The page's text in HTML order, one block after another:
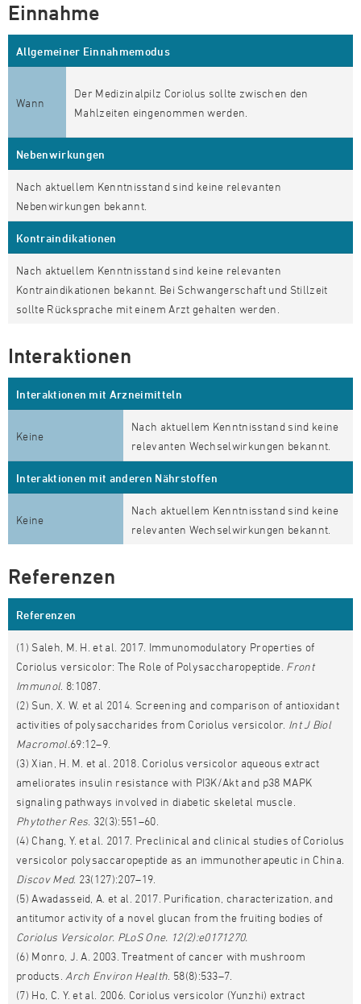
Einnahme
Allgemeiner Einnahmemodus
Wann
Der Medizinalpilz Coriolus sollte zwischen den
Mahlzeiten eingenommen werden.
Nebenwirkungen
Nach aktuellem Kenntnisstand sind keine relevanten
Nebenwirkungen bekannt.
Kontraindikationen
Nach aktuellem Kenntnisstand sind keine relevanten
Kontraindikationen bekannt. Bei Schwangerschaft und Stillzeit
sollte Rücksprache mit einem Arzt gehalten werden.
Interaktionen
Interaktionen mit Arzneimitteln
Keine
Nach aktuellem Kenntnisstand sind keine
relevanten Wechselwirkungen bekannt.
Interaktionen mit anderen Nährstoffen
Keine
Nach aktuellem Kenntnisstand sind keine
relevanten Wechselwirkungen bekannt.
Referenzen
Referenzen
(1) Saleh, M. H. et al. 2017. Immunomodulatory Properties of
Coriolus versicolor: The Role of Polysaccharopeptide. Front
Immunol. 8:1087.
(2) Sun, X. W. et al 2014. Screening and comparison of antioxidant
activities of polysaccharides from Coriolus versicolor. Int J Biol
Macromol.69:12–9.
(3) Xian, H. M. et al. 2018. Coriolus versicolor aqueous extract
ameliorates insulin resistance with PI3K/Akt and p38 MAPK
signaling pathways involved in diabetic skeletal muscle.
Phytother Res . 32(3):551–60.
(4) Chang, Y. et al. 2017. Preclinical and clinical studies of Coriolus
versicolor polysaccaropeptide as an immunotherapeutic in China.
Discov Med. 23(127):207–19.
(5) Awadasseid, A. et al. 2017. Purification, characterization, and
antitumor activity of a novel glucan from the fruiting bodies of
Coriolus Versicolor. PLoSOne. 12(2):e0171270.
(6) Monro, J. A. 2003. Treatment of cancer with mushroom
products. Arch Environ Health . 58(8):533–7.
(7) Ho, C. Y. et al. 2006. Coriolus versicolor (Yunzhi) extract